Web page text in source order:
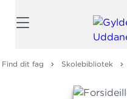
Find dit fag Skolebibliotek